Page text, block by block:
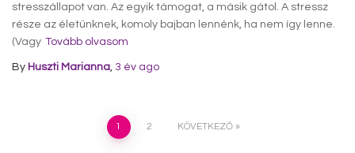
stresszállapot van. Az egyik támogat, a másik gátol. A stressz
része az életünknek, komoly bajban lennénk, ha nem így lenne.
(Vagy Tovább olvasom
By Huszti Marianna 3 év ago
Bejegyzések
1 2 KÖVETKEZŐ